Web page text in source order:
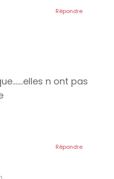
n ont pas
Répondre
Répondre